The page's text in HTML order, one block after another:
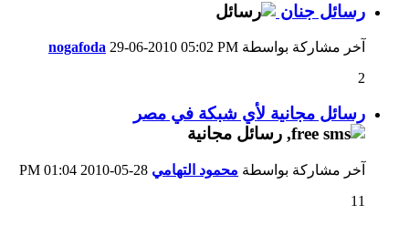
رسائل جنان
آخر مشاركة بواسطة nogafoda 29-06-2010 05:02 PM
2
رسائل مجانية لأي شبكة في مصر
آخر مشاركة بواسطة محمود التهامي
01:04 PM
11